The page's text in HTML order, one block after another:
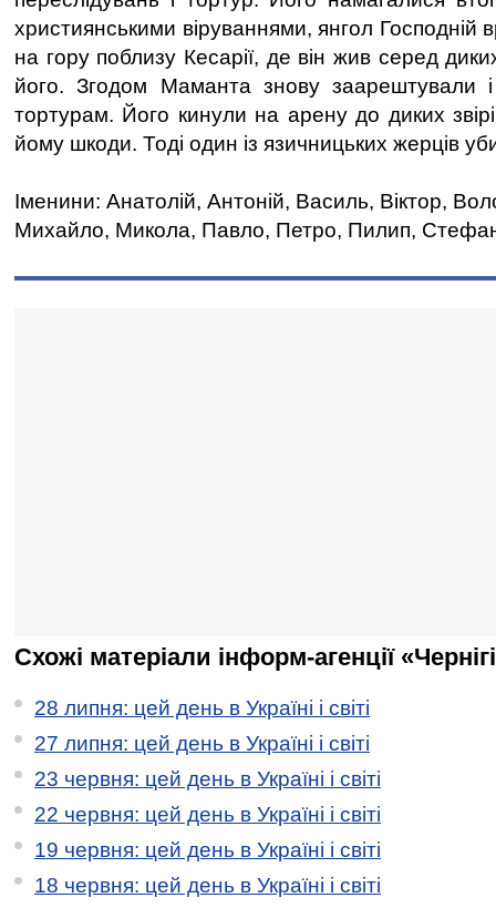
християнськими віруваннями, янгол Господній
на гору поблизу Кесарії, де він жив серед диких
його. Згодом Маманта знову заарештували
тортурам. Його кинули на арену до диких
йому шкоди. Тоді один із язичницьких жерців
Іменини: Анатолій, Антоній, Василь, Віктор,
Михайло, Микола, Павло, Петро, Пилип,
Схожі матеріали інформ-агенції
28 липня: цей день в Україні і світі
27 липня: цей день в Україні і світі
23 червня: цей день в Україні і світі
22 червня: цей день в Україні і світі
19 червня: цей день в Україні і світі
18 червня: цей день в Україні і світі